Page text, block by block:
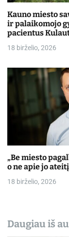
Kauno miesto
ir palaikomojo
pacientus
18 birželio, 2026
„Be miesto
o ne apie jo
18 birželio, 2026
Daugiau iš